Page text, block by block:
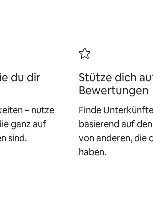
du dir
– nutze
ganz auf
sind.
Stütze dich
Bewertungen
Finde
basierend auf
von anderen, die
haben.